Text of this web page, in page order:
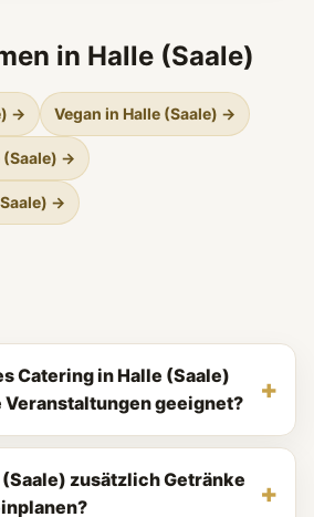
in Halle (Saale)
→ Vegan in Halle (Saale) →
(Saale) →
→
Catering in Halle (Saale)
geeignet?
zusätzlich Getränke